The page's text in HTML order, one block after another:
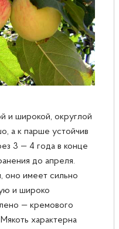
и широкой, округлой
а к парше устойчив
3 — 4 года в конце
до апреля.
оно имеет сильно
и широко
— кремового
характерна